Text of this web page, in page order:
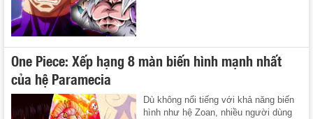
One Piece: Xếp hạng 8 màn biến hình mạnh nhất
của hệ Paramecia
Dù không nổi tiếng với khả năng biến
hình như hệ Zoan, nhiều người dùng